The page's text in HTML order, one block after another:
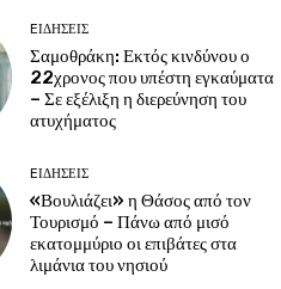
EΙΔΗΣΕΙΣ
Σαμοθράκη: Εκτός κινδύνου ο
22χρονος που υπέστη εγκαύματα
– Σε εξέλιξη η διερεύνηση του
ατυχήματος
EΙΔΗΣΕΙΣ
«Βουλιάζει» η Θάσος από τον
Τουρισμό – Πάνω από μισό
εκατομμύριο οι επιβάτες στα
λιμάνια του νησιού